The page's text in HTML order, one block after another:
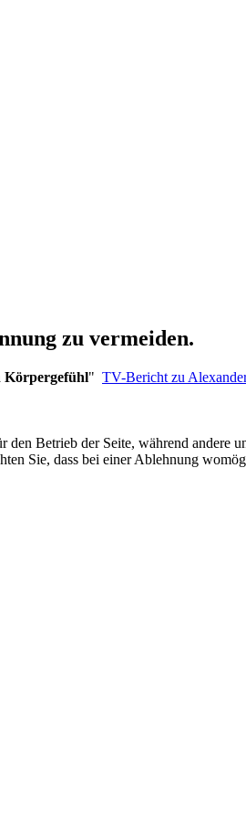
zu vermeiden.
Körpergefühl" TV-Bericht zu
Betrieb der Seite, während andere
Sie, dass bei einer Ablehnung